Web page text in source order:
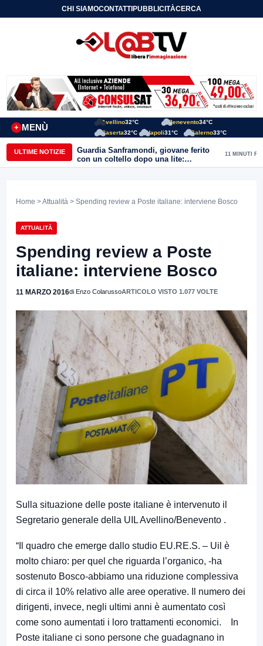
CHI SIAMOCONTATTIPUBBLICITÀCERCA
MENÙ
+
Avellino32°C Benevento34°C
Caserta32°C Napoli31°C Salerno33°C
ULTIME NOTIZIE
Guardia Sanframondi, giovane ferito
con un coltello dopo una lite:
individuato il presunto autore
11 MINUTI FA
Home >Attualità > Spending review a Poste italiane: interviene Bosco
ATTUALITÀ
Spending review a Poste
italiane: interviene Bosco
11 MARZO 2016di Enzo ColarussoARTICOLO VISTO 1.077 VOLTE
Sulla situazione delle poste italiane è intervenuto il
Segretario generale della UIL Avellino/Benevento .
“Il quadro che emerge dallo studio EU.RE.S. – Uil è
molto chiaro: per quel che riguarda l’organico, -ha
sostenuto Bosco-abbiamo una riduzione complessiva
di circa il 10% relativo alle aree operative. Il numero dei
dirigenti, invece, negli ultimi anni è aumentato così
come sono aumentati i loro trattamenti economici. In
Poste italiane ci sono persone che guadagnano in